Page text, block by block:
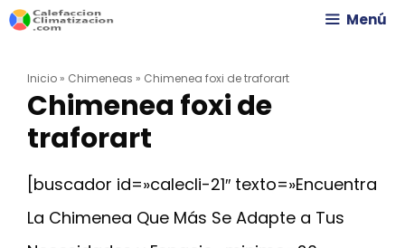
Saltar
contenido
Menú
Inicio » Chimeneas » Chimenea foxi de traforart
Chimenea foxi de
traforart
[buscador id=»calecli-21″ texto=»Encuentra
La Chimenea Que Más Se Adapte a Tus